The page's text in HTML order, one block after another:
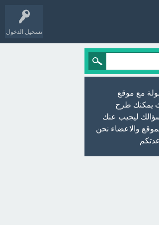
تسجيل الدخول
مع موقع
يمكنك طرح
ليجيب عنك
والاعضاء نحن